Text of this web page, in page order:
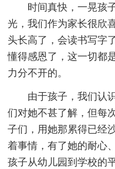
时间真快，一晃孩
光，我们作为家长很欣
头长高了，会读书写字
懂得感恩了，这一切都
力分不开的。
由于孩子，我们认
们对她不甚了解，但每
子们，用她那累得已经
着事情，有了她的耐心
孩子从幼儿园到学校的